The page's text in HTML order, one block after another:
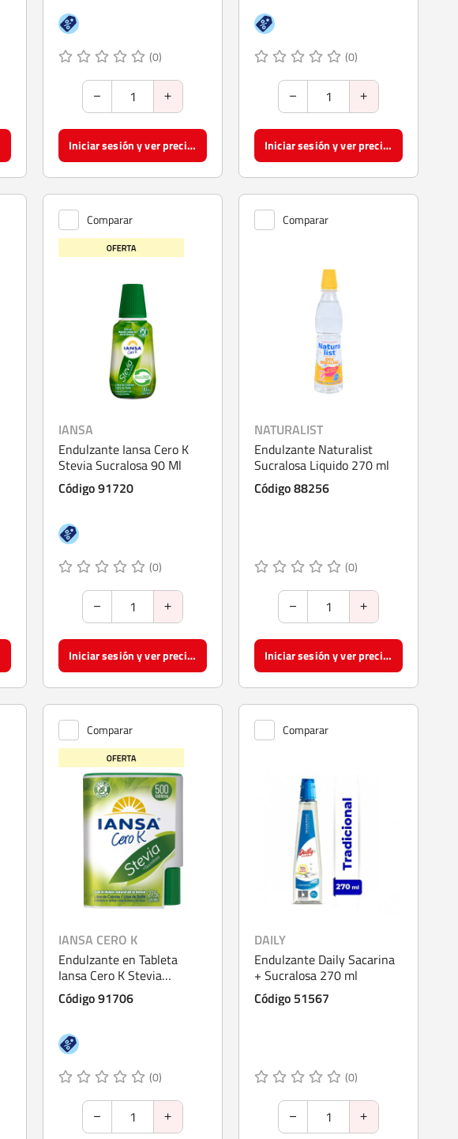
(0)
Iniciar sesión y ver precios
(0)
Iniciar sesión y ver precios
Comparar
IANSA
Endulzante Iansa Cero K
Stevia Sucralosa 90 Ml
Código 91720
(0)
Iniciar sesión y ver precios
Comparar
NATURALIST
Endulzante Naturalist
Sucralosa Liquido 270 ml
Código 88256
(0)
Iniciar sesión y ver precios
Comparar
IANSA CERO K
Endulzante en Tableta
Iansa Cero K Stevia
Sucralosa 500 Tabletas
Código 91706
(0)
Comparar
DAILY
Endulzante Daily Sacarina
+ Sucralosa 270 ml
Código 51567
(0)